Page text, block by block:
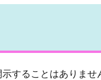
することはありませ